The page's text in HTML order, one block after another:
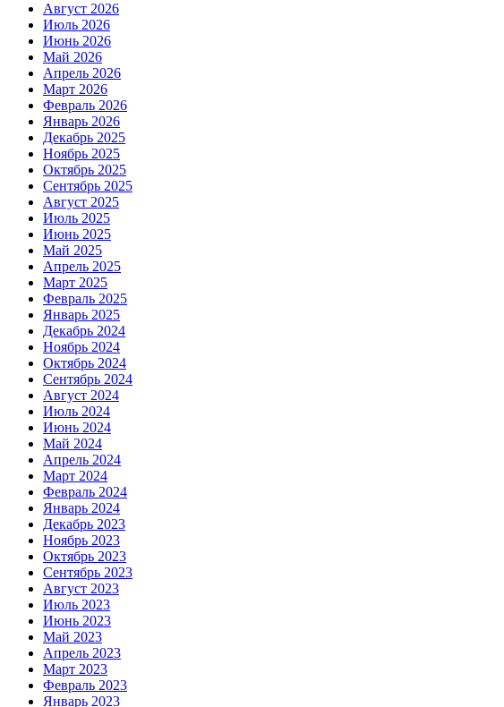
Август 2026
Июль 2026
Июнь 2026
Май 2026
Апрель 2026
Март 2026
Февраль 2026
Январь 2026
Декабрь 2025
Ноябрь 2025
Октябрь 2025
Сентябрь 2025
Август 2025
Июль 2025
Июнь 2025
Май 2025
Апрель 2025
Март 2025
Февраль 2025
Январь 2025
Декабрь 2024
Ноябрь 2024
Октябрь 2024
Сентябрь 2024
Август 2024
Июль 2024
Июнь 2024
Май 2024
Апрель 2024
Март 2024
Февраль 2024
Январь 2024
Декабрь 2023
Ноябрь 2023
Октябрь 2023
Сентябрь 2023
Август 2023
Июль 2023
Июнь 2023
Май 2023
Апрель 2023
Март 2023
Февраль 2023
Январь 2023